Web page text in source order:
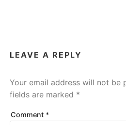
LEAVE A REPLY
Your email address will not be
fields are marked *
Comment *